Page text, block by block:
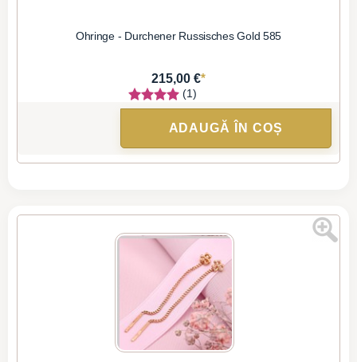
Ohringe - Durchener Russisches Gold 585
215,00 €*
(1)
ADAUGĂ ÎN COȘ